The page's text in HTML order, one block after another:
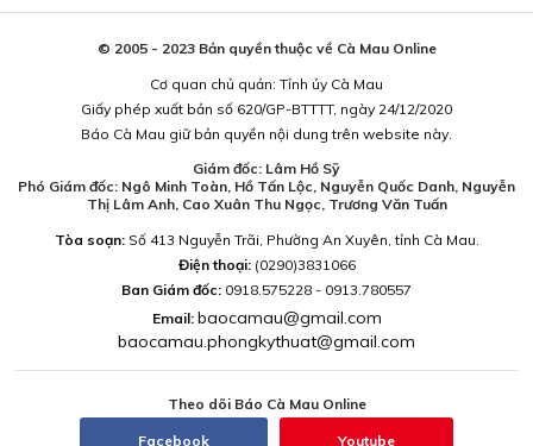
© 2005 - 2023 Bản quyền thuộc về Cà Mau Online
Cơ quan chủ quản: Tỉnh ủy Cà Mau
Giấy phép xuất bản số 620/GP-BTTTT, ngày 24/12/2020
Báo Cà Mau giữ bản quyền nội dung trên website này.
Giám đốc: Lâm Hồ Sỹ
Phó Giám đốc: Ngô Minh Toàn, Hồ Tấn Lộc, Nguyễn Quốc Danh, Nguyễn
Thị Lâm Anh, Cao Xuân Thu Ngọc, Trương Văn Tuấn
Tòa soạn:Số 413 Nguyễn Trãi, Phường An Xuyên, tỉnh Cà Mau.
Điện thoại: (0290)3831066
Ban Giám đốc: 0918.575228 - 0913.780557
Email: baocamau@gmail.com
baocamau.phongkythuat@gmail.com
Theo dõi Báo Cà Mau Online
Facebook Youtube